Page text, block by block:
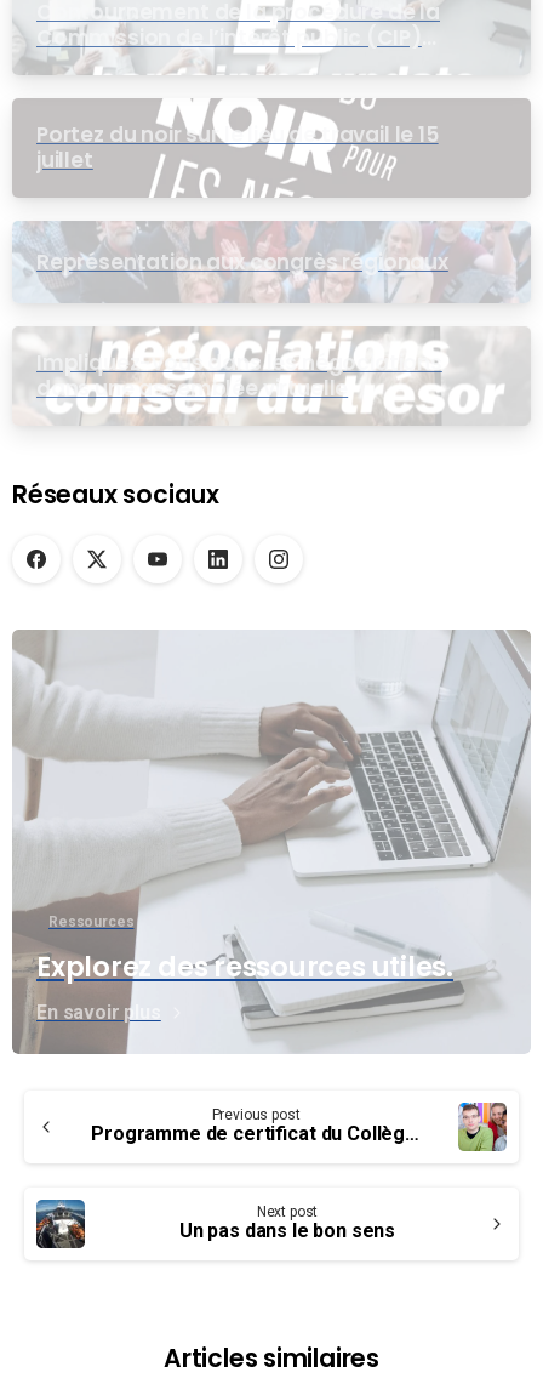
Contournement de la procédure de la
Commission de l’intérêt public (CIP)
pour le groupe EB
Portez du noir sur le lieu de travail le 15
juillet
Représentation aux congrès régionaux
Impliquez-vous dans les négociations
dans une assemblée virtuelle
Réseaux sociaux
Ressources
Explorez des ressources utiles.
En savoir plus
Reading
Previous post
Programme de certificat du Collège syndical du Canada
Next post
Un pas dans le bon sens
Articles similaires